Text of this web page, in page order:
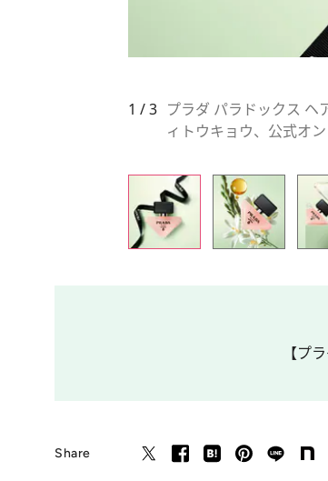
1 / 3 プラダ パラドックス ヘ
ィトウキョウ、公式オ
【プ
Share